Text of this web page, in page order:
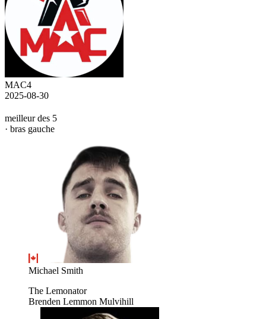
MAC4
2025-08-30
meilleur des 5
· bras gauche
Michael Smith
The Lemonator
Brenden Lemmon Mulvihill